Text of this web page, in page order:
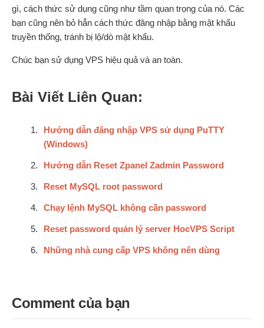
gì, cách thức sử dụng cũng như tầm quan trọng của nó. Các
bạn cũng nên bỏ hẳn cách thức đăng nhập bằng mật khẩu
truyền thống, tránh bị lộ/dò mật khẩu.
Chúc bạn sử dụng VPS hiệu quả và an toàn.
Bài Viết Liên Quan:
Hướng dẫn đăng nhập VPS sử dụng PuTTY
(Windows)
Hướng dẫn Reset Zpanel Zadmin Password
Reset MySQL root password
Chạy lệnh MySQL không cần password
Reset password quản lý server HocVPS Script
Những nhà cung cấp VPS không nên dùng
Comment của bạn